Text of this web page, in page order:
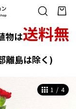
物は送料無
離島は除く)
1 / 4